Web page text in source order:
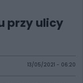
przy ulicy
13/05/2021 - 06:20